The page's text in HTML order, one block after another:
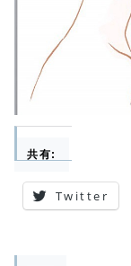
共有:
Twitter